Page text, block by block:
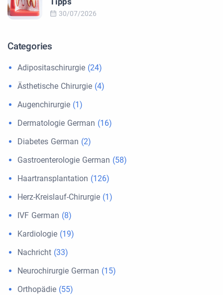
30/07/2026
Categories
Adipositaschirurgie (24)
Ästhetische Chirurgie (4)
Augenchirurgie (1)
Dermatologie German (16)
Diabetes German (2)
Gastroenterologie German (58)
Haartransplantation (126)
Herz-Kreislauf-Chirurgie (1)
IVF German (8)
Kardiologie (19)
Nachricht (33)
Neurochirurgie German (15)
Orthopädie (55)